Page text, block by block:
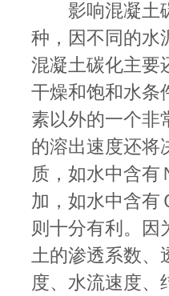
影响混凝土碳
种，因不同的水
混凝土碳化主要
干燥和饱和水条
素以外的一个非
的溶出速度还将
质，如水中含有
加，如水中含有
则十分有利。因
土的渗透系数、
度、水流速度、